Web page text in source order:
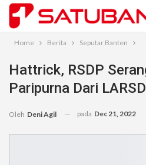
Home Berita Seputar Banten
Hattrick, RSDP
Paripurna Dari
Oleh Deni Agil pada Dec 21, 2022